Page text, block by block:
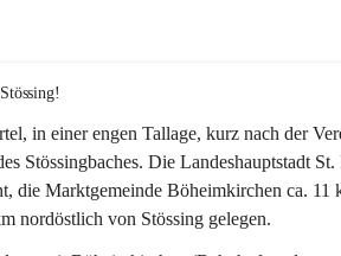
in einer engen Tallage, kurz nach der
Stössingbaches. Die Landeshauptstadt
die Marktgemeinde Böheimkirchen ca.
nordöstlich von Stössing gelegen.